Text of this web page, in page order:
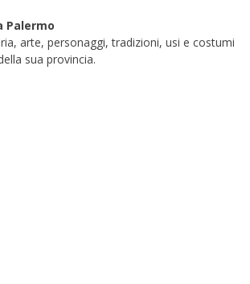
Palermo
arte, personaggi, tradizioni, usi e costumi
sua provincia.